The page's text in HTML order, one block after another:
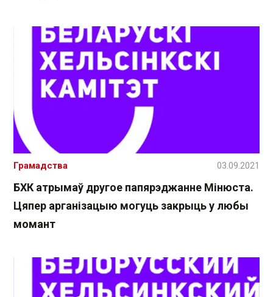
БХК атрымаў другое папярэджанне Мінюста.
Цяпер арганізацыю могуць закрыць у любы
момант
Грамадства 03.09.2021